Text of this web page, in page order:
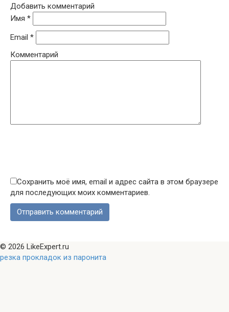
Добавить комментарий
Имя *
Email *
Комментарий
Сохранить моё имя, email и адрес сайта в этом браузере
для последующих моих комментариев.
© 2026 LikeExpert.ru
резка прокладок из паронита